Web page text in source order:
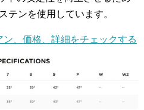
テンを使用しています。
、価格、詳細をチェックする